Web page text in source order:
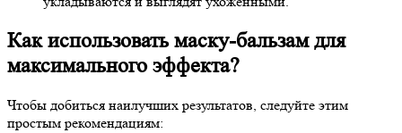
Как использовать маску-бальзам для
максимального эффекта?
Чтобы добиться наилучших результатов, следуйте этим
простым рекомендациям: